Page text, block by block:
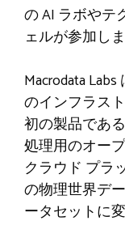
の AI ラボやテ
ェルが参加しま
Macrodata
のインフラス
初の製品であ
処理用のオー
クラウド プラ
の物理世界デ
ータセットに